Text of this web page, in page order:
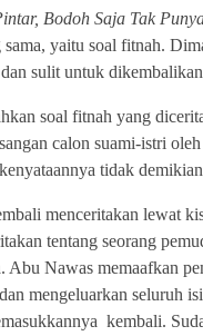
Bodoh Saja Tak
sama, yaitu soal fitnah.
sulit untuk
soal fitnah yang
calon suami-istri
tidak
menceritakan lewat
tentang seorang
Abu Nawas memaafkan
mengeluarkan seluruh
kembali.